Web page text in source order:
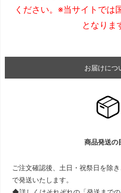
ください。※当サイトでは
となりま
お届けにつ
商品発送の
ご注文確認後、土日・祝祭日を除
で発送いたします。